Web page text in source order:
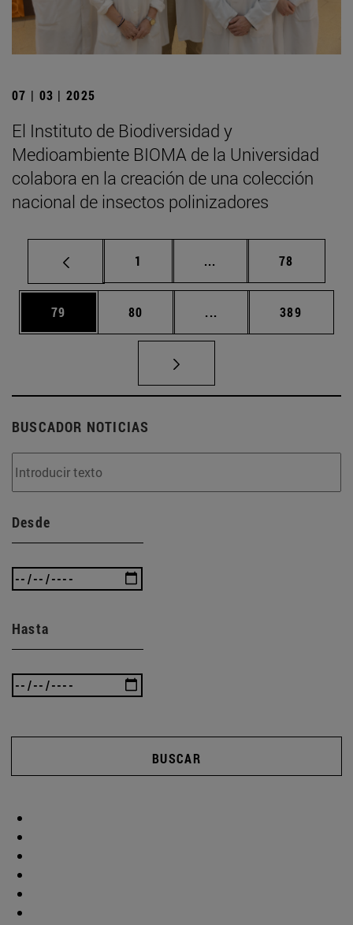
07 | 03 | 2025
El Instituto de Biodiversidad y
Medioambiente BIOMA de la Universidad
colabora en la creación de una colección
nacional de insectos polinizadores
Página
1 ... Páginas intermedias
Página
78
Página
79 Página
80 ... Páginas intermedias
Página
389
BUSCADOR NOTICIAS
Desde
Hasta
BUSCAR